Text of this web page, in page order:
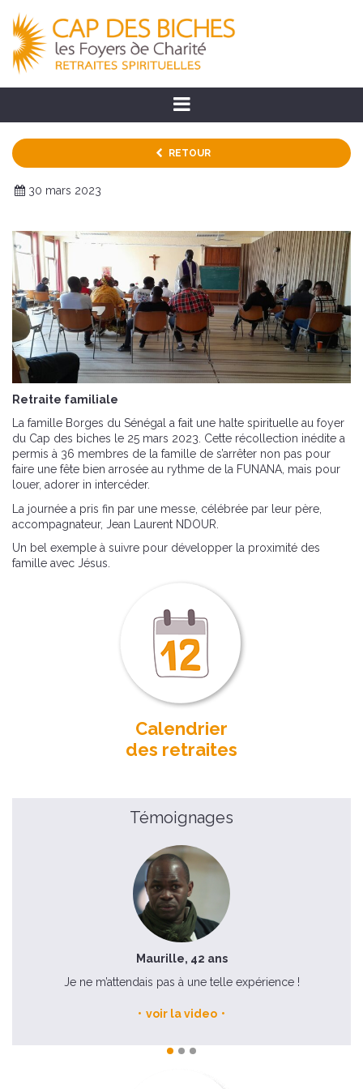
RETOUR
30 mars 2023
Retraite familiale
La famille Borges du Sénégal a fait une halte spirituelle au foyer
du Cap des biches le 25 mars 2023. Cette récollection inédite a
permis à 36 membres de la famille de s’arrêter non pas pour
faire une fête bien arrosée au rythme de la FUNANA, mais pour
louer, adorer in intercéder.
La journée a pris fin par une messe, célébrée par leur père,
accompagnateur, Jean Laurent NDOUR.
Un bel exemple à suivre pour développer la proximité des
famille avec Jésus.
Calendrier
des retraites
Témoignages
Maurille, 42 ans
Je ne m’attendais pas à une telle expérience !
voir la video